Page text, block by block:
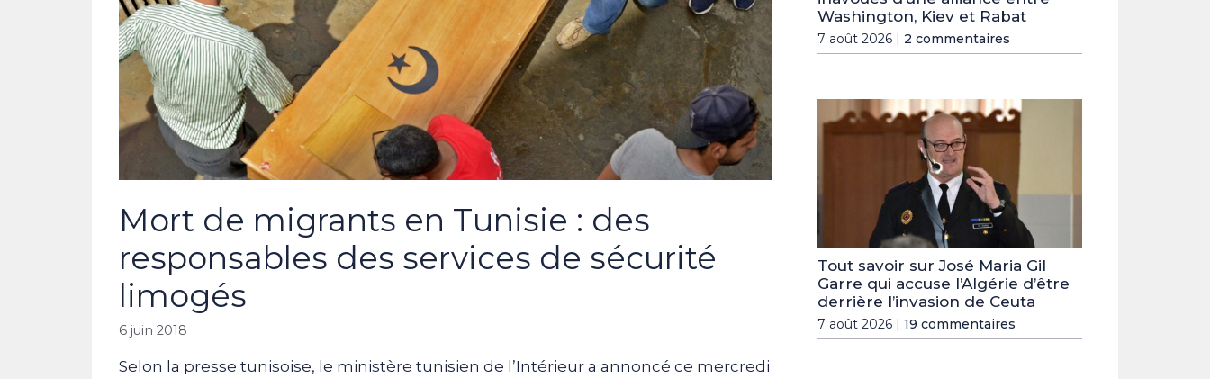
Mort de migrants en Tunisie : des
responsables des services de sécurité
limogés
6 juin 2018
Selon la presse tunisoise, le ministère tunisien de l’Intérieur a annoncé ce mercredi
Washington, Kiev et Rabat
7 août 2026 | 2 commentaires
Tout savoir sur José Maria Gil
Garre qui accuse l’Algérie d’être
derrière l’invasion de Ceuta
7 août 2026 | 19 commentaires